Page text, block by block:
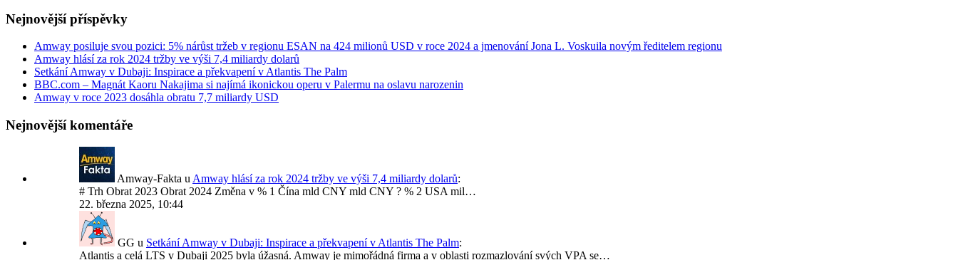
Nejnovější příspěvky
Amway posiluje svou pozici: 5% nárůst tržeb v regionu ESAN na 424 milionů USD v roce 2024 a jmenování Jona L. Voskuila novým ředitelem regionu
Amway hlásí za rok 2024 tržby ve výši 7,4 miliardy dolarů
Setkání Amway v Dubaji: Inspirace a překvapení v Atlantis The Palm
BBC.com – Magnát Kaoru Nakajima si najímá ikonickou operu v Palermu na oslavu narozenin
Amway v roce 2023 dosáhla obratu 7,7 miliardy USD
Nejnovější komentáře
Amway-Fakta u Amway hlásí za rok 2024 tržby ve výši 7,4 miliardy dolarů:
# Trh Obrat 2023 Obrat 2024 Změna v % 1 Čína mld CNY mld CNY ? % 2 USA mil…
22. března 2025, 10:44
GG u Setkání Amway v Dubaji: Inspirace a překvapení v Atlantis The Palm:
Atlantis a celá LTS v Dubaji 2025 byla úžasná. Amway je mimořádná firma a v oblasti rozmazlování svých VPA se…